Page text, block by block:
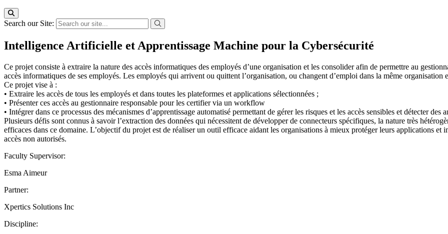
Search our Site:
Intelligence Artificielle et Apprentissage Machine pour la Cybersécurité
Ce projet consiste à extraire la nature des accès informatiques des employés d’une organisation et les consolider afin de permettre au
accès informatiques de ses employés. Les employés qui arrivent ou quittent l’organisation, ou changent d’emploi dans la même organisation
Ce projet vise à :
• Extraire les accès de tous les employés et dans toutes les plateformes et applications sélectionnées ;
• Présenter ces accès au gestionnaire responsable pour les certifier via un workflow
• Intégrer dans ce processus des mécanismes d’apprentissage automatisé permettant de gérer les risques et les accès sensibles et détecter des
Plusieurs défis sont connus à savoir l’extraction des données qui nécessitent de développer de connecteurs spécifiques, la nature très
efficaces dans ce domaine. L’objectif du projet est de réaliser un outil efficace aidant les organisations à mieux protéger leurs applications
accès non autorisés.
Faculty Supervisor:
Esma Aimeur
Partner:
Xpertics Solutions Inc
Discipline: